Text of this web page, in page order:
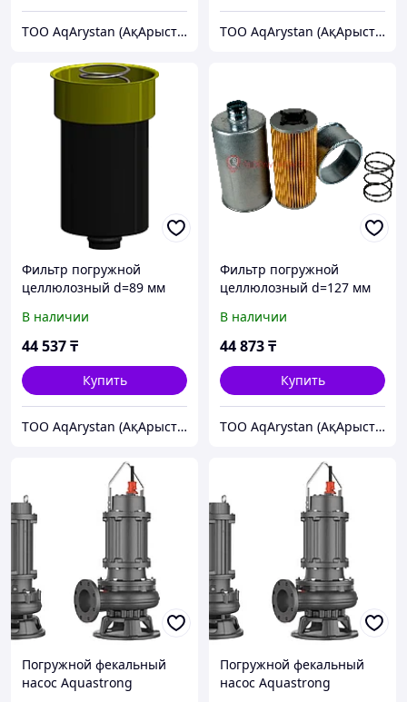
ТОО AqArystan (АқАрыстан) ТОО AqArystan (АқАрыстан)
Фильтр погружной
целлюлозный d=89 мм
D=115 мм 11800112185
В наличии
44 537₸
Купить
ТОО AqArystan (АқАрыстан)
Фильтр погружной
целлюлозный d=127 мм
D=175 мм 11800112756
В наличии
44 873₸
Купить
ТОО AqArystan (АқАрыстан)
Погружной фекальный
насос Aquastrong
Погружной фекальный
насос Aquastrong